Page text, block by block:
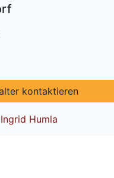
kontaktieren
Humla